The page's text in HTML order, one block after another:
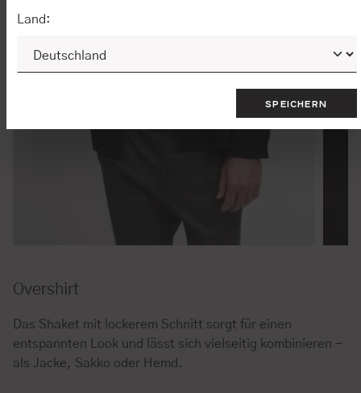
Overshirt
Das Shaket mit lockerem Schnitt sorgt für einen
entspannten Look und lässt sich vielseitig kombinieren -
als Jacke, Sakko oder Hemd.
Land:
SPEICHERN